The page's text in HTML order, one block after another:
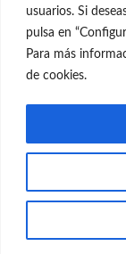
usuarios. Si
pulsa en
Para más
de cookies.
Política de
Política de
© el Radar del